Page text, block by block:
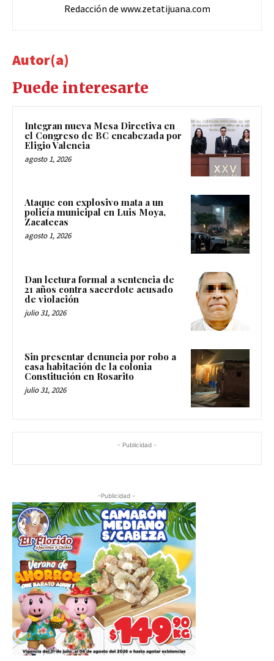
Redacción de www.zetatijuana.com
Autor(a)
Puede interesarte
Integran nueva Mesa Directiva en
el Congreso de BC encabezada por
Eligio Valencia
agosto 1, 2026
Ataque con explosivo mata a un
policía municipal en Luis Moya,
Zacatecas
agosto 1, 2026
Dan lectura formal a sentencia de
21 años contra sacerdote acusado
de violación
julio 31, 2026
Sin presentar denuncia por robo a
casa habitación de la colonia
Constitución en Rosarito
julio 31, 2026
- Publicidad -
-Publicidad -